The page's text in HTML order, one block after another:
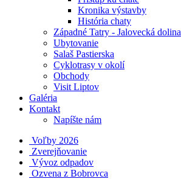
Kronika výstavby
História chaty
Západné Tatry - Jalovecká dolina
Ubytovanie
Salaš Pastierska
Cyklotrasy v okolí
Obchody
Visit Liptov
Galéria
Kontakt
Napíšte nám
Voľby 2026
Zverejňovanie
Vývoz odpadov
Ozvena z Bobrovca